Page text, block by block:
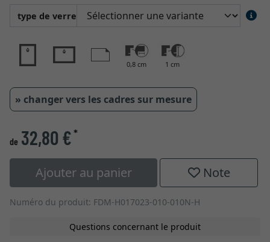
type de verre
0,8 cm 1 cm
» changer vers les cadres sur mesure
de 32,80 €*
Ajouter au panier Note
Numéro du produit: FDM-H017023-010-010N-H
Questions concernant le produit